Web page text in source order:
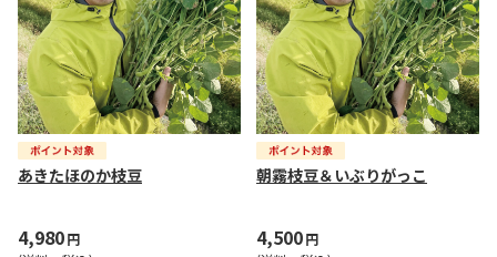
あきたほのか枝豆
4,980円
朝霧枝豆＆いぶりがっこ
4,500円